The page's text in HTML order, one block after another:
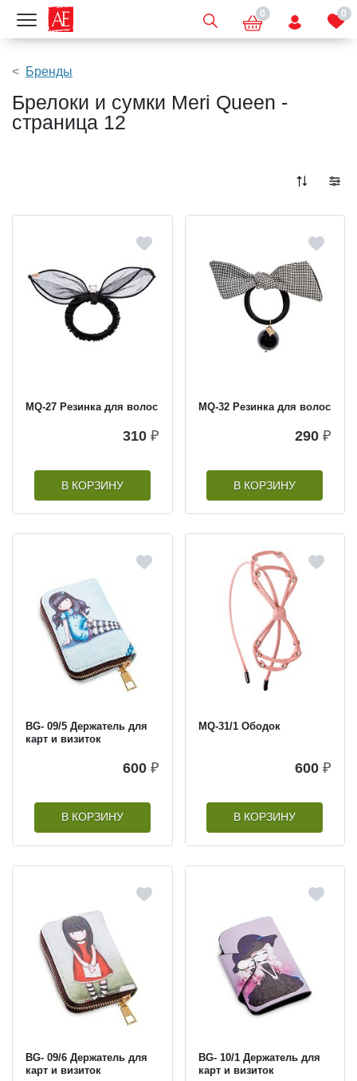
Показать меню 0 0
Бренды
Брелоки и сумки Meri Queen -
страница 12
MQ-27 Резинка для волос
310 ₽
В КОРЗИНУ
MQ-32 Резинка для волос
290 ₽
В КОРЗИНУ
BG- 09/5 Держатель для
карт и визиток
600 ₽
В КОРЗИНУ
MQ-31/1 Ободок
600 ₽
В КОРЗИНУ
BG- 09/6 Держатель для
карт и визиток
BG- 10/1 Держатель для
карт и визиток